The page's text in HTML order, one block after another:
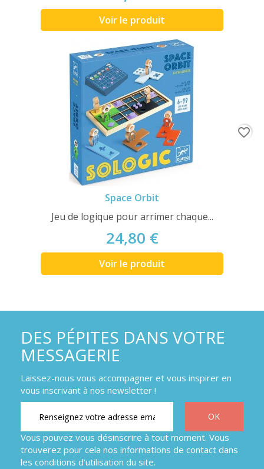
Voir le produit
Space Orbit
Jeu de logique pour arrimer chaque...
24,80 €
Voir le produit
favorite_border
DES PÉPITES DANS VOTRE
MESSAGERIE
Laissez-nous vous accompagner et vous inspirer en
vous inscrivant à nos newsletter !
Vous pouvez vous désinscrire à tout moment. Vous
trouverez pour cela nos informations de contact dans
les conditions d'utilisation du site.